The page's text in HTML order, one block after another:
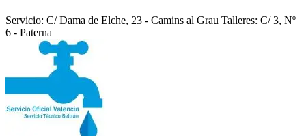
Servicio: C/ Dama de Elche, 23 - Camins al Grau Talleres: C/ 3, Nº
6 - Paterna